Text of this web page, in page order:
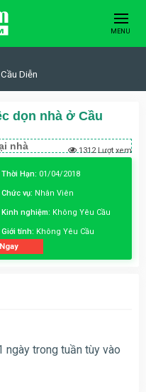
MENU
Diễn
dọn nhà ở Cầu
nhà 1312 Lượt xem
Thời Hạn: 01/04/2018
Chức vụ: Nhân Viên
Kinh nghiệm: Không Yêu Cầu
Giới tính: Không Yêu Cầu
ngày trong tuần tùy vào